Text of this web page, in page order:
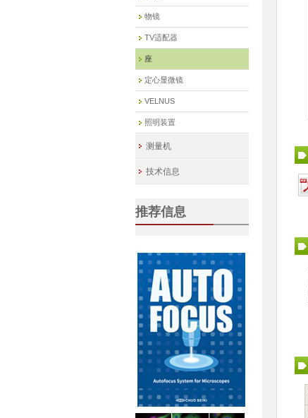
物镜
TV适配器
座
定心显微镜
VELNUS
照明装置
测量机
技术信息
推荐信息